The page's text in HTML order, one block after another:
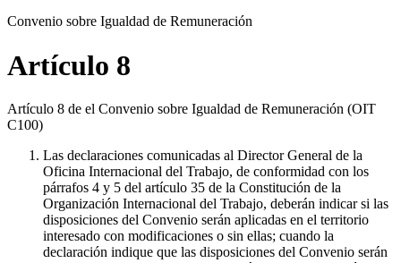
Convenio sobre Igualdad de Remuneración
Artículo 8
Artículo 8 de el Convenio sobre Igualdad de Remuneración (OIT
C100)
Las declaraciones comunicadas al Director General de la
Oficina Internacional del Trabajo, de conformidad con los
párrafos 4 y 5 del artículo 35 de la Constitución de la
Organización Internacional del Trabajo, deberán indicar si las
disposiciones del Convenio serán aplicadas en el territorio
interesado con modificaciones o sin ellas; cuando la
declaración indique que las disposiciones del Convenio serán